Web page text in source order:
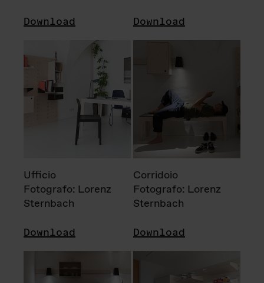
Download Download
Ufficio
Fotografo: Lorenz
Sternbach
Download
Corridoio
Fotografo: Lorenz
Sternbach
Download